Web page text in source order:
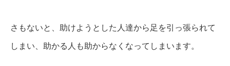
さもないと、助けようとした人達から足を引っ張られて
しまい、助かる人も助からなくなってしまいます。